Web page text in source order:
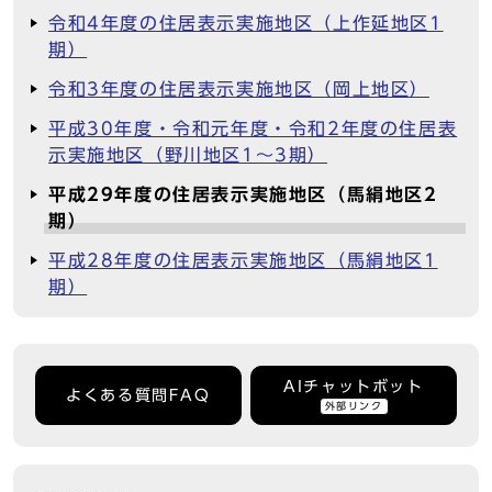
令和4年度の住居表示実施地区（上作延地区1
期）
令和3年度の住居表示実施地区（岡上地区）
平成30年度・令和元年度・令和2年度の住居表
示実施地区（野川地区1～3期）
平成29年度の住居表示実施地区（馬絹地区2
期）
平成28年度の住居表示実施地区（馬絹地区1
期）
よくある質問FAQ
AIチャットボット
外部リンク